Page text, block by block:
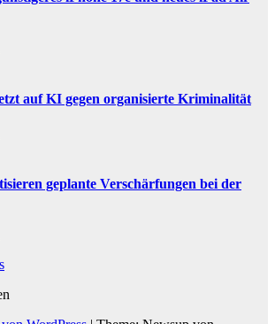
auf KI gegen organisierte Kriminalität
geplante Verschärfungen bei der